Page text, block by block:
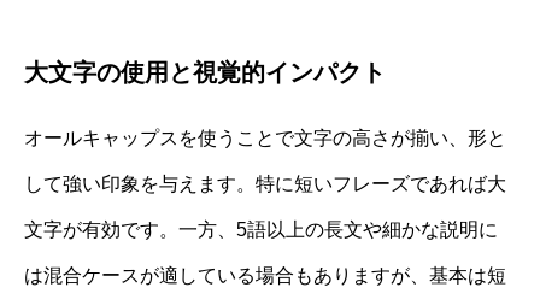
大文字の使用と視覚的インパクト
オールキャップスを使うことで文字の高さが揃い、形と
して強い印象を与えます。特に短いフレーズであれば大
文字が有効です。一方、5語以上の長文や細かな説明に
は混合ケースが適している場合もありますが、基本は短